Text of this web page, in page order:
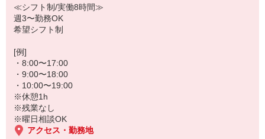
・日勤のみ＆柔軟なシフト制で、プライベートも充実！
・最短3日で勤務開始！履歴書不要・面談なし◎
安心して働けます◎
まずは短期2か月〜のお試し勤務OK★
≪シフト制/実働8時間≫
週3〜勤務OK
希望シフト制
[例]
・8:00〜17:00
・9:00〜18:00
・10:00〜19:00
※休憩1h
※残業なし
※曜日相談OK
アクセス・勤務地